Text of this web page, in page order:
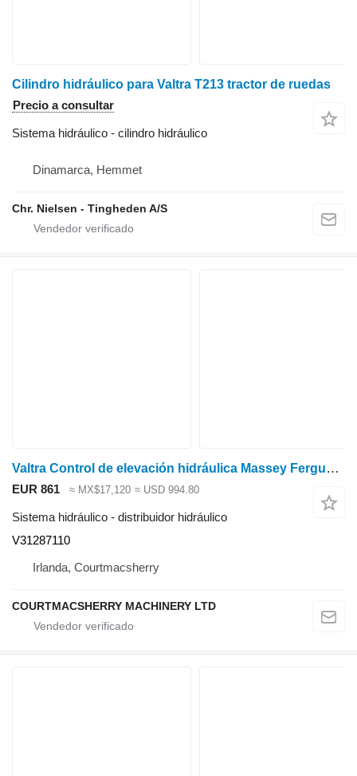
Cilindro hidráulico para Valtra T213 tractor de ruedas
Precio a consultar
Sistema hidráulico - cilindro hidráulico
Dinamarca, Hemmet
Chr. Nielsen - Tingheden A/S
Valtra Control de elevación hidráulica Massey Ferguson 6160, Fiaf F Valtra 6400 V31287110 distribuidor hidráulico para tractor de ruedas
EUR 861 ≈ MX$17,120 ≈ USD 994.80
Sistema hidráulico - distribuidor hidráulico
V31287110
Irlanda, Courtmacsherry
COURTMACSHERRY MACHINERY LTD